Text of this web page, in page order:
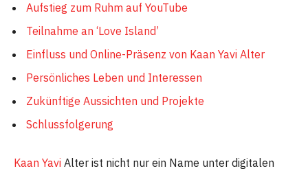
Aufstieg zum Ruhm auf YouTube
Teilnahme an ‘Love Island’
Einfluss und Online-Präsenz von Kaan Yavi Alter
Persönliches Leben und Interessen
Zukünftige Aussichten und Projekte
Schlussfolgerung
Kaan Yavi Alter ist nicht nur ein Name unter digitalen